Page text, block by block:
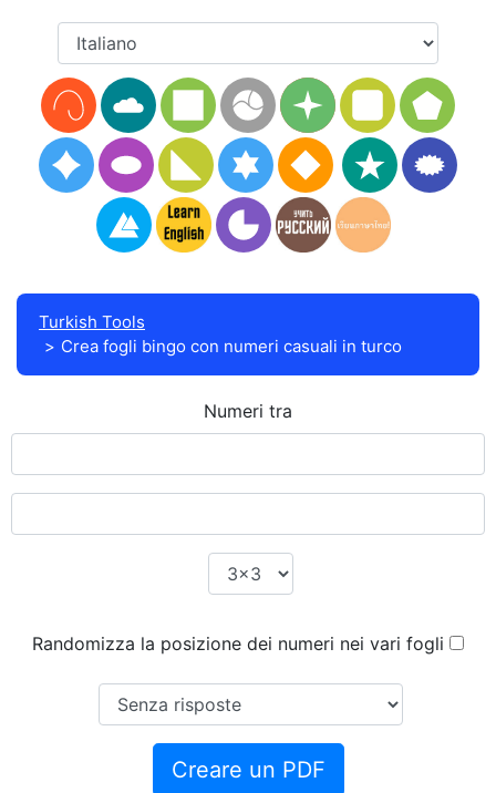
Turkish Tools
Crea fogli bingo con numeri casuali in turco
Numeri tra
Randomizza la posizione dei numeri nei vari fogli
Creare un PDF